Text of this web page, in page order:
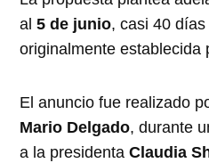
al5 de junio, casi 40
originalmente establecida
El anuncio fue realizado
Mario Delgado, durante
a la presidentaClaudia